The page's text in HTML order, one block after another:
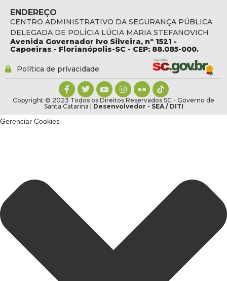
ENDEREÇO
CENTRO ADMINISTRATIVO DA SEGURANÇA PÚBLICA
DELEGADA DE POLÍCIA LÚCIA MARIA STEFANOVICH
Avenida Governador Ivo Silveira, nº 1521 -
Capoeiras - Florianópolis-SC - CEP: 88.085-000.
Política de privacidade
Copyright © 2023 Todos os Direitos Reservados SC - Governo de
Santa Catarina | Desenvolvedor - SEA / DITI
Gerenciar Cookies